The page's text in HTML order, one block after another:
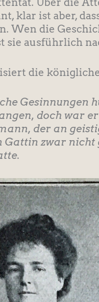
klar ist aber,
Wen die
sie ausführlich
die
Gesinnungen
doch war
der an
Gattin zwar